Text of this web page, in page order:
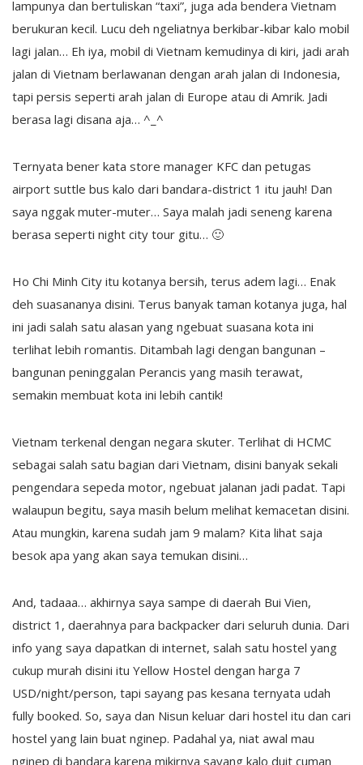
lampunya dan bertuliskan “taxi”, juga ada bendera Vietnam
berukuran kecil. Lucu deh ngeliatnya berkibar-kibar kalo mobil
lagi jalan… Eh iya, mobil di Vietnam kemudinya di kiri, jadi arah
jalan di Vietnam berlawanan dengan arah jalan di Indonesia,
tapi persis seperti arah jalan di Europe atau di Amrik. Jadi
berasa lagi disana aja… ^_^
Ternyata bener kata store manager KFC dan petugas
airport suttle bus kalo dari bandara-district 1 itu jauh! Dan
saya nggak muter-muter… Saya malah jadi seneng karena
berasa seperti night city tour gitu… 🙂
Ho Chi Minh City itu kotanya bersih, terus adem lagi… Enak
deh suasananya disini. Terus banyak taman kotanya juga, hal
ini jadi salah satu alasan yang ngebuat suasana kota ini
terlihat lebih romantis. Ditambah lagi dengan bangunan –
bangunan peninggalan Perancis yang masih terawat,
semakin membuat kota ini lebih cantik!
Vietnam terkenal dengan negara skuter. Terlihat di HCMC
sebagai salah satu bagian dari Vietnam, disini banyak sekali
pengendara sepeda motor, ngebuat jalanan jadi padat. Tapi
walaupun begitu, saya masih belum melihat kemacetan disini.
Atau mungkin, karena sudah jam 9 malam? Kita lihat saja
besok apa yang akan saya temukan disini…
And, tadaaa… akhirnya saya sampe di daerah Bui Vien,
district 1, daerahnya para backpacker dari seluruh dunia. Dari
info yang saya dapatkan di internet, salah satu hostel yang
cukup murah disini itu Yellow Hostel dengan harga 7
USD/night/person, tapi sayang pas kesana ternyata udah
fully booked. So, saya dan Nisun keluar dari hostel itu dan cari
hostel yang lain buat nginep. Padahal ya, niat awal mau
nginep di bandara karena mikirnya sayang kalo duit cuman